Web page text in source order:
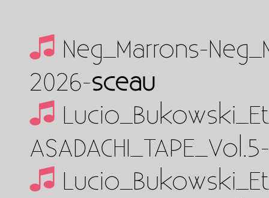
Neg_Marrons-
2026-sceau